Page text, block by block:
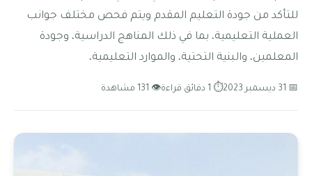
للتأكد من جودة التعليم المقدم ويتم فحص مختلف جوانب
العملية التعليمية، بما في ذلك المناهج الدراسية، وجودة
المعلمين، والبنية التحتية، والموارد التعليمية،
📅 31 ديسمبر 2023 ⏱ 1 دقائق قراءة 👁 131 مشاهدة